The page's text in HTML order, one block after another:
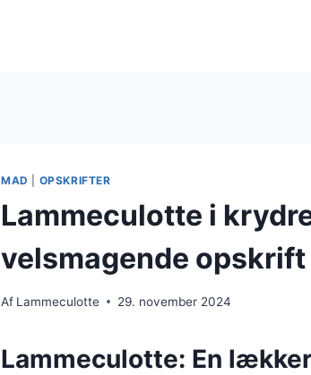
MAD OPSKRIFTER
Lammeculotte i
velsmagende opskrift
Af Lammeculotte 29. november 2024
Lammeculotte: En